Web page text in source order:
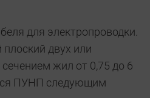
для электропроводки.
двух или
жил от 0,75 до 6
ПУНП следующим